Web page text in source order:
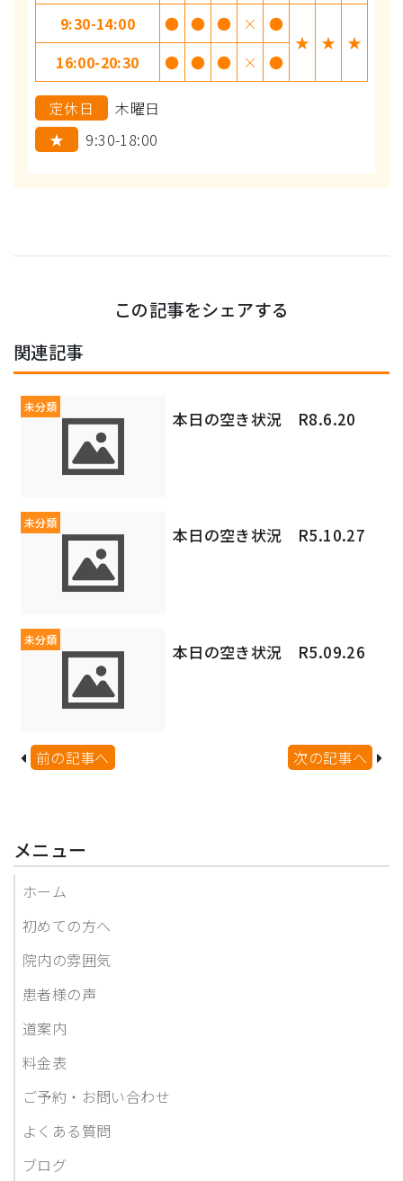
9:30-14:00 ● ● ● ×
●
★
★
★
16:00-20:30
● ● ● × ●
定休日
木曜日
★
9:30-18:00
この記事をシェアする
関連記事
未分類
本日の空き状況 R8.6.20
未分類
本日の空き状況 R5.10.27
未分類
本日の空き状況 R5.09.26
前の記事へ 次の記事へ
メニュー
ホーム
初めての方へ
院内の雰囲気
患者様の声
道案内
料金表
ご予約・お問い合わせ
よくある質問
ブログ